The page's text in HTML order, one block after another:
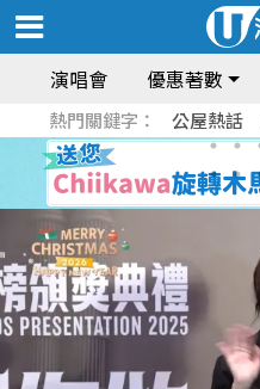
演唱會 優惠著數
熱門關鍵字： 公屋熱話